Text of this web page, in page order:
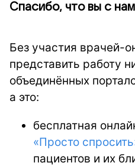
Спасибо, что вы с
Без участия врачей-
представить работу
объединённых
а это:
бесплатная
«Просто
пациентов и их